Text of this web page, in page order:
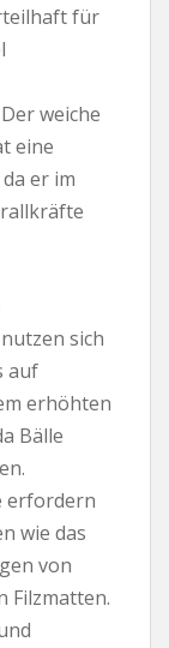
für
weiche
eine
er im
sich
auf
erhöhten
Bälle
erfordern
wie das
von
Filzmatten.